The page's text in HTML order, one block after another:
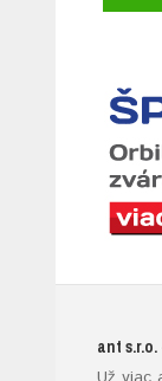
ant s.r.o.